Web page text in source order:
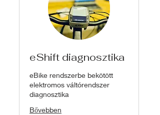
eShift diagnosztika
eBike rendszerbe bekötött
elektromos váltórendszer
diagnosztika
Bővebben